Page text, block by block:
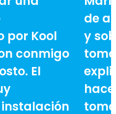
por Kool
conmigo
El
de
y